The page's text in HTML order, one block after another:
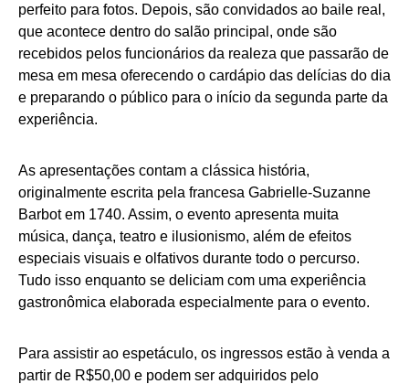
perfeito para fotos. Depois, são convidados ao baile real,
que acontece dentro do salão principal, onde são
recebidos pelos funcionários da realeza que passarão de
mesa em mesa oferecendo o cardápio das delícias do dia
e preparando o público para o início da segunda parte da
experiência.
As apresentações contam a clássica história,
originalmente escrita pela francesa Gabrielle-Suzanne
Barbot em 1740. Assim, o evento apresenta muita
música, dança, teatro e ilusionismo, além de efeitos
especiais visuais e olfativos durante todo o percurso.
Tudo isso enquanto se deliciam com uma experiência
gastronômica elaborada especialmente para o evento.
Para assistir ao espetáculo, os ingressos estão à venda a
partir de R$50,00 e podem ser adquiridos pelo